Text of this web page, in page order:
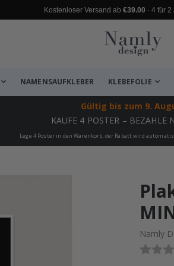
Kostenloser Versand ab €39.00 · 4 für
NAMENSAUFKLEBER KLEBEFOLIE
Gültig bis zum 9.
KAUFE 4 POSTER – BEZAHLE
Lege 4 Poster in den Warenkorb, der Rabatt wird
✔️
Namly